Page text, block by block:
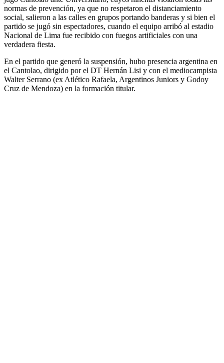
normas de prevención, ya que no respetaron el distanciamiento
social, salieron a las calles en grupos portando banderas y si bien el
partido se jugó sin espectadores, cuando el equipo arribó al estadio
Nacional de Lima fue recibido con fuegos artificiales con una
verdadera fiesta.
En el partido que generó la suspensión, hubo presencia argentina en
el Cantolao, dirigido por el DT Hernán Lisi y con el mediocampista
Walter Serrano (ex Atlético Rafaela, Argentinos Juniors y Godoy
Cruz de Mendoza) en la formación titular.